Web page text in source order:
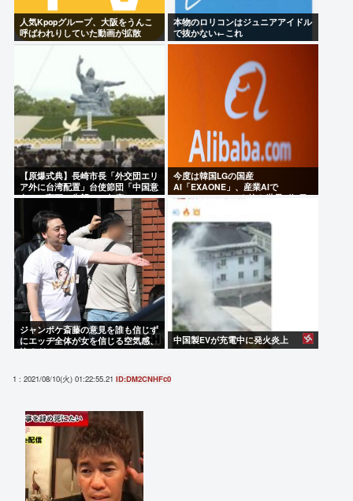
人気Kpopグループ、大阪をうんこ
呼ばわれりしていた動画が拡散
www
本物のロリコンはジュニアアイドル
で抜かない←これ
【原爆式典】長崎市長「外交団エリ
ア外に台湾配置」台使節団「中国意
向での変更に失望」→欠席
今度は韓国LGの国産
AI「EXAONE」、産業AIで
Google・Alibabaを抜き世界1位 日
本さんもう40周遅れぐらいになる
ジャンポケ斎藤の意見を誰も信じず
にエッヂ全体が女を信じる空気感、
怖すぎる
中国製EVが充電中に発火炎上
1 : 2021/08/10(火) 01:22:55.21 ID:DM2CNHFc0